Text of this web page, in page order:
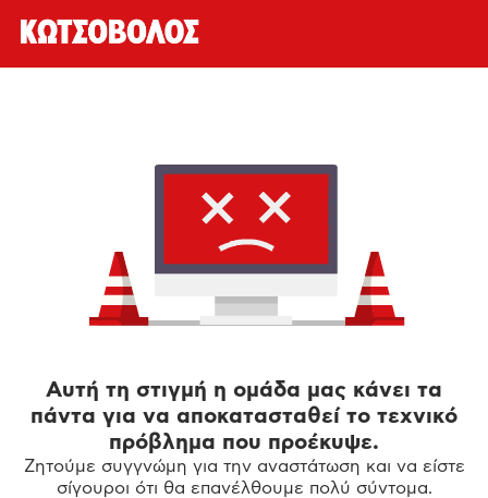
Αυτή τη στιγμή η ομάδα μας κάνει τα
πάντα για να αποκατασταθεί το τεχνικό
πρόβλημα που προέκυψε.
Ζητούμε συγγνώμη για την αναστάτωση και να είστε
σίγουροι ότι θα επανέλθουμε πολύ σύντομα.